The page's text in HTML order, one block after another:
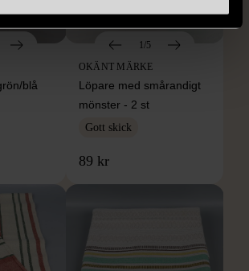
blå
1/5
OKÄNT MÄRKE
Löpare med smårandigt
mönster - 2 st
Gott skick
89 kr